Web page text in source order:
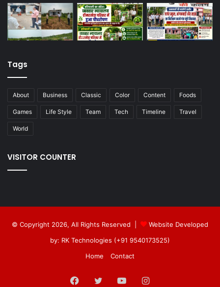
Tags
About Business Classic Color Content Foods
Games Life Style Team Tech Timeline Travel
World
VISITOR COUNTER
© Copyright 2026, All Rights Reserved |
Website Developed
by: RK Technologies (+91 9540173525)
Home
Contact
Facebook
Twitter YouTubeInstagram